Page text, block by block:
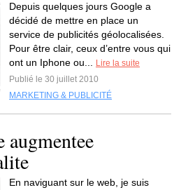
Depuis quelques jours Google a
décidé de mettre en place un
service de publicités géolocalisées.
Pour être clair, ceux d’entre vous qui
ont un Iphone ou...
Lire la suite
Publié le 30 juillet 2010
MARKETING & PUBLICITÉ
augmentee
En naviguant sur le web, je suis